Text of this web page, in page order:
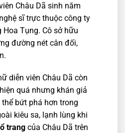
Châu Dã sinh năm
sĩ trực thuộc công ty
Tụng. Cô sở hữu
đường nét cân đối,
diễn viên Châu Dã còn
quá nhưng khán giả
bứt phá hơn trong
kiêu sa, lạnh lùng khi
trang của Châu Dã trên